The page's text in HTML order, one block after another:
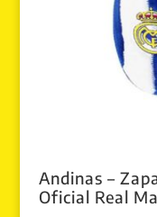
Andinas –
Oficial Real